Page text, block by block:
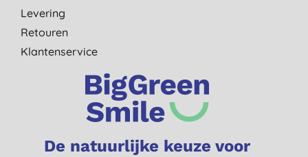
Levering
Retouren
Klantenservice
De natuurlijke keuze voor